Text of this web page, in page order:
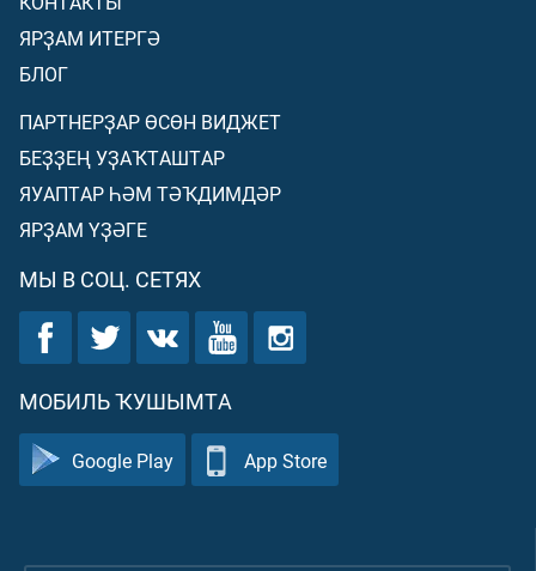
ЯРҘАМ ИТЕРГӘ
БЛОГ
ПАРТНЕРҘАР ӨСӨН ВИДЖЕТ
БЕҘҘЕҢ УҘАҠТАШТАР
ЯУАПТАР ҺӘМ ТӘҠДИМДӘР
ЯРҘАМ ҮҘӘГЕ
МЫ В СОЦ. СЕТЯХ
МОБИЛЬ ҠУШЫМТА
Google Play App Store